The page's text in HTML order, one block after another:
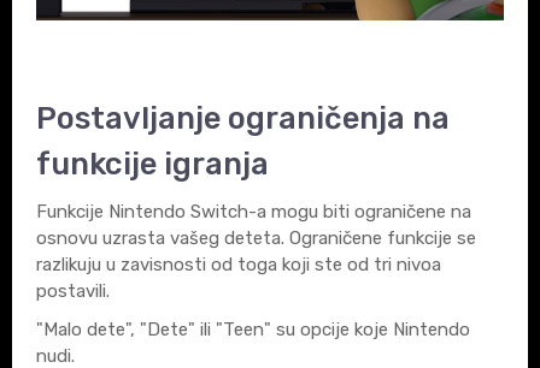
Postavljanje ograničenja na
funkcije igranja
Funkcije Nintendo Switch-a mogu biti ograničene na
osnovu uzrasta vašeg deteta. Ograničene funkcije se
razlikuju u zavisnosti od toga koji ste od tri nivoa
postavili.
"Malo dete", "Dete" ili "Teen" su opcije koje Nintendo
nudi.